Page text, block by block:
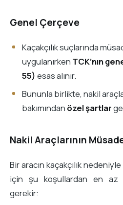
Genel Çerçeve
Kaçakçılık suçlarında
uygulanırken TCK’nın
55) esas alınır.
Bununla birlikte, nakil
bakımından özel şartlar
Nakil Araçlarının
Bir aracın kaçakçılık
için şu koşullardan en az
gerekir: